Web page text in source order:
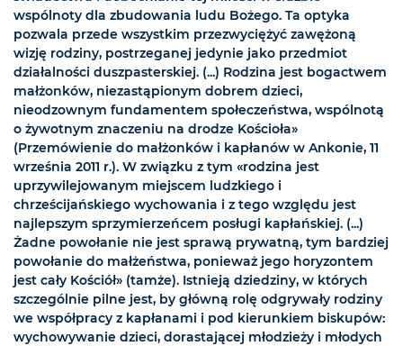
wspólnoty dla zbudowania ludu Bożego. Ta optyka
pozwala przede wszystkim przezwyciężyć zawężoną
wizję rodziny, postrzeganej jedynie jako przedmiot
działalności duszpasterskiej. (...) Rodzina jest bogactwem
małżonków, niezastąpionym dobrem dzieci,
nieodzownym fundamentem społeczeństwa, wspólnotą
o żywotnym znaczeniu na drodze Kościoła»
(Przemówienie do małżonków i kapłanów w Ankonie, 11
września 2011 r.). W związku z tym «rodzina jest
uprzywilejowanym miejscem ludzkiego i
chrześcijańskiego wychowania i z tego względu jest
najlepszym sprzymierzeńcem posługi kapłańskiej. (...)
Żadne powołanie nie jest sprawą prywatną, tym bardziej
powołanie do małżeństwa, ponieważ jego horyzontem
jest cały Kościół» (tamże). Istnieją dziedziny, w których
szczególnie pilne jest, by główną rolę odgrywały rodziny
we współpracy z kapłanami i pod kierunkiem biskupów:
wychowywanie dzieci, dorastającej młodzieży i młodych